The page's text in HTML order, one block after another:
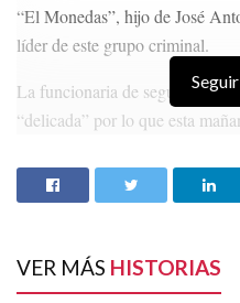
Temas:
#Llegan 300 nuevos
#Más soldados a Fresnillo
#Refuerzan seguridad en
“El Monedas”, hijo de José
líder de este grupo criminal.
La funcionaria de seguridad
“delicada” por lo que esta
aprehensión en contra de este
salga en libertad.
HISTORIAS RELACIONADAS
VER MÁS HISTORIAS